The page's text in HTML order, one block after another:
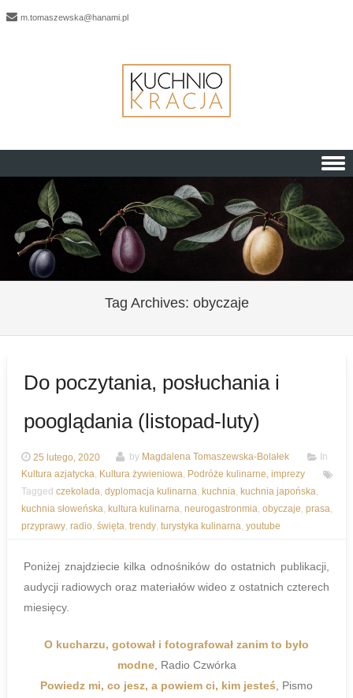
m.tomaszewska@hanami.pl
Skip to content
Tag Archives: obyczaje
Do poczytania, posłuchania i
pooglądania (listopad-luty)
25 lutego, 2020 by Magdalena Tomaszewska-Bolałek
In
Kultura azjatycka, Kultura żywieniowa, Podróże kulinarne, imprezy
Tagged czekolada, dyplomacja kulinarna, kuchnia, kuchnia japońska,
kuchnia słoweńska, kultura kulinarna, neurogastronmia, obyczaje, prasa,
przyprawy, radio, święta, trendy, turystyka kulinarna, youtube
Poniżej znajdziecie kilka odnośników do ostatnich publikacji,
audycji radiowych oraz materiałów wideo z ostatnich czterech
miesięcy.
O kucharzu, gotował i fotografował zanim to było
modne, Radio Czwórka
Powiedz mi, co jesz, a powiem ci, kim jesteś, Pismo